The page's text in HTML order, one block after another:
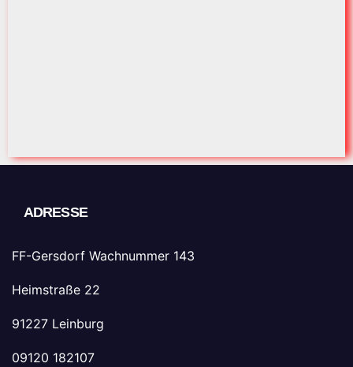
ADRESSE
FF-Gersdorf Wachnummer 143
Heimstraße 22
91227 Leinburg
09120 182107